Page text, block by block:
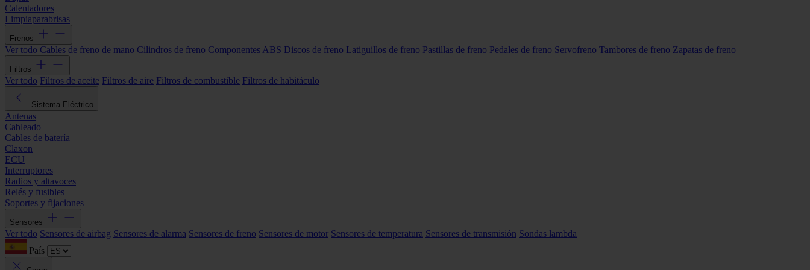
Calentadores
Limpiaparabrisas
Frenos
Ver todo Cables de freno de mano Cilindros de freno Componentes ABS Discos de freno Latiguillos de freno Pastillas de freno Pedales de freno Servofreno Tambores de freno Zapatas de freno
Filtros
Ver todo Filtros de aceite Filtros de aire Filtros de combustible Filtros de habitáculo
Sistema Eléctrico
Antenas
Cableado
Cables de batería
Claxon
ECU
Interruptores
Radios y altavoces
Relés y fusibles
Soportes y fijaciones
Sensores
Ver todo Sensores de airbag Sensores de alarma Sensores de freno Sensores de motor Sensores de temperatura Sensores de transmisión Sondas lambda
País